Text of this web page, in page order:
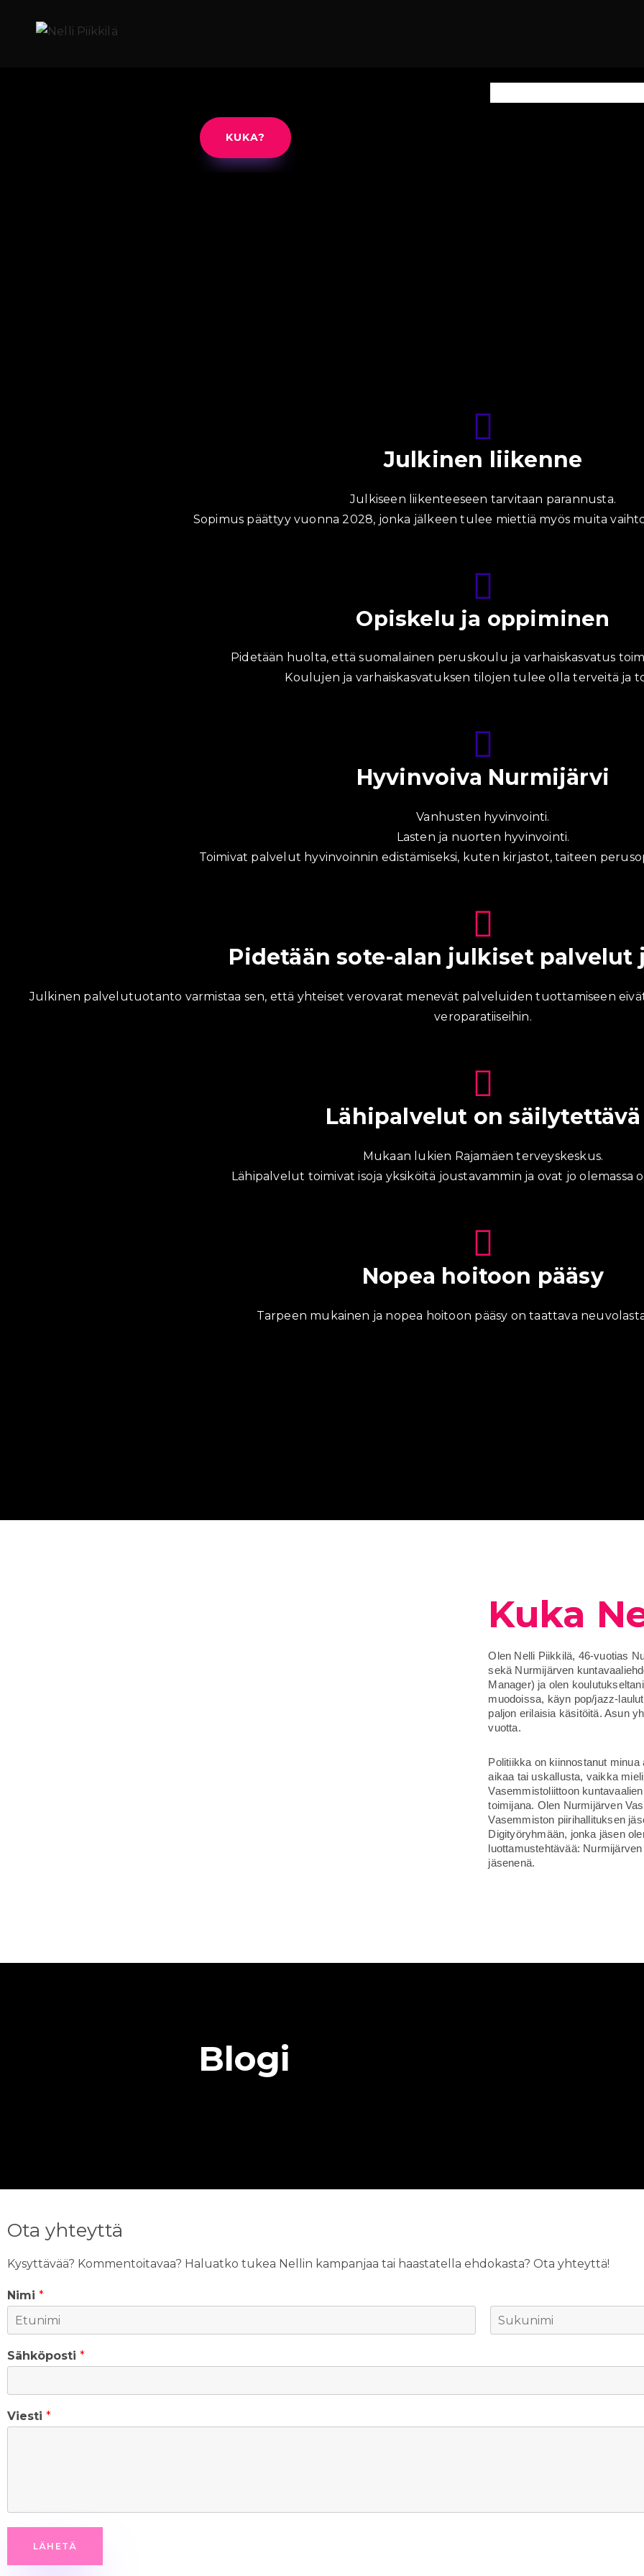
KUKA?
Julkinen liikenne
Julkiseen liikenteeseen tarvitaan parannusta.
Sopimus päättyy vuonna 2028, jonka jälkeen tulee miettiä myös muita
Opiskelu ja oppiminen
Pidetään huolta, että suomalainen peruskoulu ja varhaiskasvatus
Koulujen ja varhaiskasvatuksen tilojen tulee olla terveitä ja
Hyvinvoiva Nurmijärvi
Vanhusten hyvinvointi.
Lasten ja nuorten hyvinvointi.
Toimivat palvelut hyvinvoinnin edistämiseksi, kuten kirjastot, taiteen
Pidetään sote-alan julkiset palvelut
Julkinen palvelutuotanto varmistaa sen, että yhteiset verovarat menevät palveluiden tuottamiseen
veroparatiiseihin.
Lähipalvelut on säilytettävä
Mukaan lukien Rajamäen terveyskeskus.
Lähipalvelut toimivat isoja yksiköitä joustavammin ja ovat jo olemassa
Nopea hoitoon pääsy
Tarpeen mukainen ja nopea hoitoon pääsy on taattava
Kuka
Olen Nelli Piikkilä, 46-vuotias
sekä Nurmijärven
Manager) ja olen
muodoissa, käyn pop/jazz-
paljon erilaisia käsitöitä. Asun
vuotta.
Politiikka on kiinnostanut
aikaa tai uskallusta, vaikka
Vasemmistoliittoon
toimijana. Olen Nurmijärven
Vasemmiston piirihallituksen
Digityöryhmään, jonka jäsen
luottamustehtävää:
jäsenenä.
Blogi
Ota yhteyttä
Kysyttävää? Kommentoitavaa? Haluatko tukea Nellin kampanjaa tai haastatella ehdokasta? Ota yhteyttä!
Nimi *
i
rSähköposti *
Viesti *
LÄHETÄ